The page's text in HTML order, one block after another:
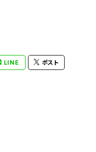
LINE ポスト